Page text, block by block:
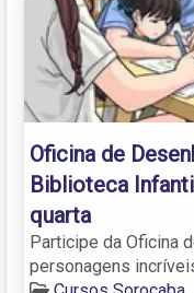
Oficina de
Biblioteca
quarta
Participe da Oficina
personagens